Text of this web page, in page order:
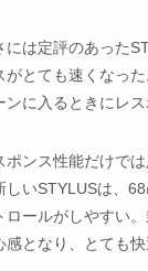
には定評のあった
とても速くなっ
に入るときにレ
ポンス性能だけで
しいSTYLUSは、
ールがしやすい
となり、とても快